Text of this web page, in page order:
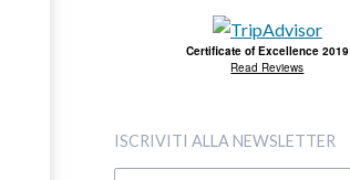
Certificate of Excellence 2019
Read Reviews
ISCRIVITI ALLA NEWSLETTER